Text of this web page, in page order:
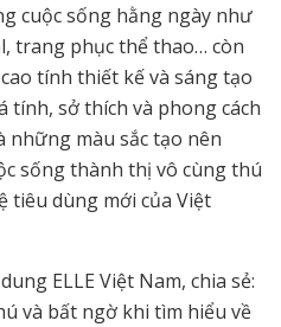
cuộc sống hằng ngày như
trang phục thể thao… còn
tính thiết kế và sáng tạo
tính, sở thích và phong cách
những màu sắc tạo nên
sống thành thị vô cùng thú
tiêu dùng mới của Việt
ELLE Việt Nam, chia sẻ:
và bất ngờ khi tìm hiểu về